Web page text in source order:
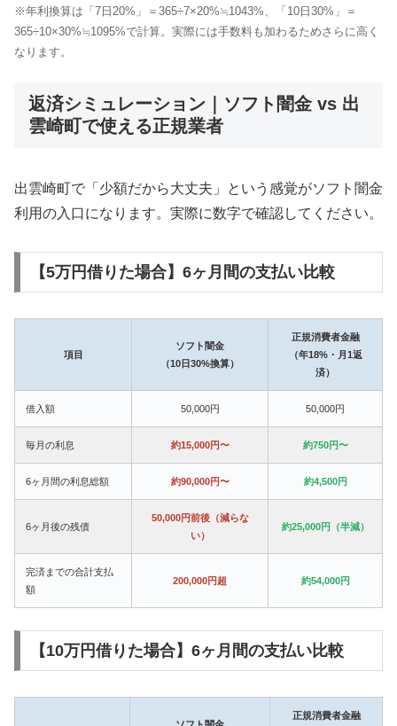
※年利換算は「7日20%」＝365÷7×20%≒1043%、「10日30%」＝
365÷10×30%≒1095%で計算。実際には手数料も加わるためさらに高く
なります。
返済シミュレーション｜ソフト闇金 vs 出
雲崎町で使える正規業者
出雲崎町で「少額だから大丈夫」という感覚がソフト闇金
利用の入口になります。実際に数字で確認してください。
【5万円借りた場合】6ヶ月間の支払い比較
項目
ソフト闇金
（10日30%換算）
正規消費者金融
（年18%・月1返
済）
借入額 50,000円 50,000円
毎月の利息 約15,000円〜 約750円〜
6ヶ月間の利息総額 約90,000円〜 約4,500円
6ヶ月後の残債
50,000円前後（減らな
い）
約25,000円（半減）
完済までの合計支払
額
200,000円超 約54,000円
【10万円借りた場合】6ヶ月間の支払い比較
正規消費者金融